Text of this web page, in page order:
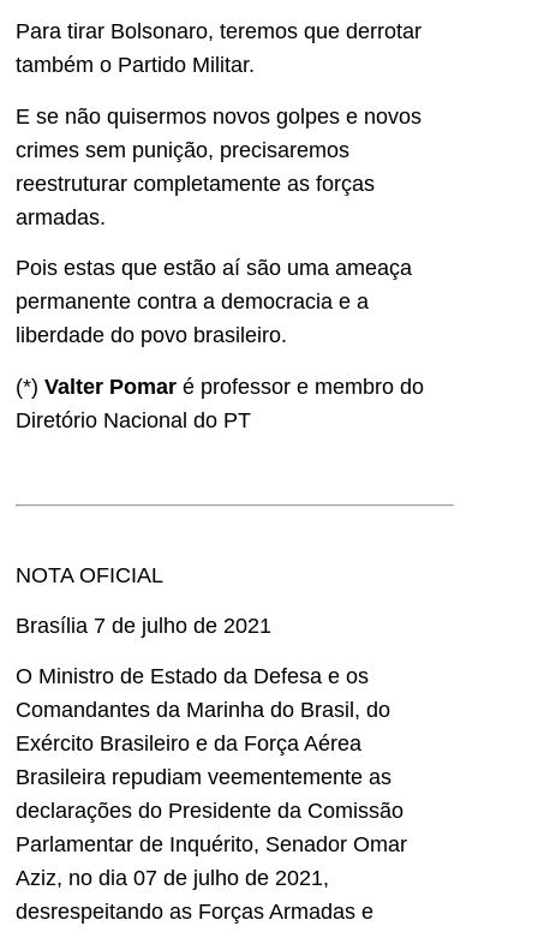
Para tirar Bolsonaro, teremos que derrotar
também o Partido Militar.
E se não quisermos novos golpes e novos
crimes sem punição, precisaremos
reestruturar completamente as forças
armadas.
Pois estas que estão aí são uma ameaça
permanente contra a democracia e a
liberdade do povo brasileiro.
(*) Valter Pomar é professor e membro do
Diretório Nacional do PT
NOTA OFICIAL
Brasília 7 de julho de 2021
O Ministro de Estado da Defesa e os
Comandantes da Marinha do Brasil, do
Exército Brasileiro e da Força Aérea
Brasileira repudiam veementemente as
declarações do Presidente da Comissão
Parlamentar de Inquérito, Senador Omar
Aziz, no dia 07 de julho de 2021,
desrespeitando as Forças Armadas e